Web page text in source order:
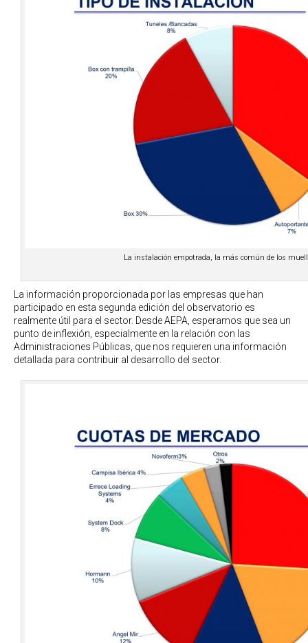
La instalación empotrada, la más común de los
La información proporcionada por las empresas que han
participado en esta segunda edición del observatorio es
realmente útil para el sector. Desde AEPA, esperamos que sea un
punto de inflexión, especialmente en la relación con las
Administraciones Públicas, que nos requieren una información
detallada para contribuir al desarrollo del sector.